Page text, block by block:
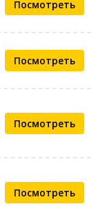
Посмотреть
Посмотреть
Посмотреть
Посмотреть